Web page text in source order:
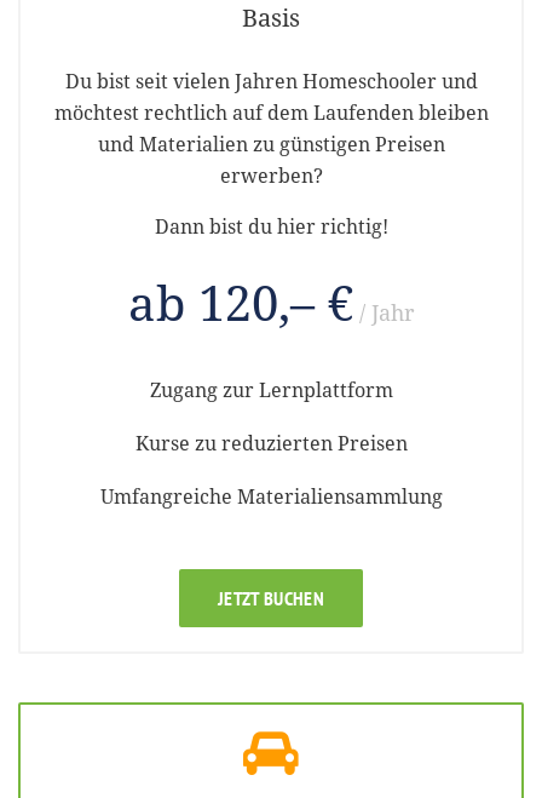
Basis
Du bist seit vielen Jahren Homeschooler und
möchtest rechtlich auf dem Laufenden bleiben
und Materialien zu günstigen Preisen
erwerben?
Dann bist du hier richtig!
ab 120,– € / Jahr
Zugang zur Lernplattform
Kurse zu reduzierten Preisen
Umfangreiche Materialiensammlung
JETZT BUCHEN